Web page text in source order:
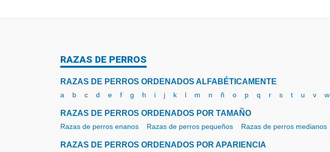
RAZAS DE PERROS
RAZAS DE PERROS ORDENADOS ALFABÉTICAMENTE
a b c d e f g h i j k l m n ñ o p q r s t u v w
RAZAS DE PERROS ORDENADOS POR TAMAÑO
Razas de perros enanos Razas de perros pequeños Razas de perros medianos
RAZAS DE PERROS ORDENADOS POR APARIENCIA